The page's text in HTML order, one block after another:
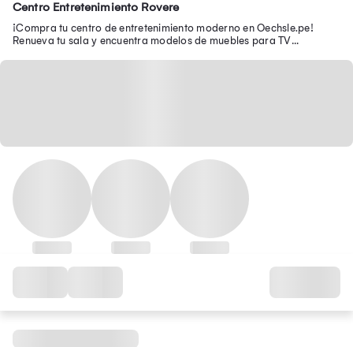
Centro Entretenimiento Rovere
¡Compra tu centro de entretenimiento moderno en Oechsle.pe!
Renueva tu sala y encuentra modelos de muebles para TV